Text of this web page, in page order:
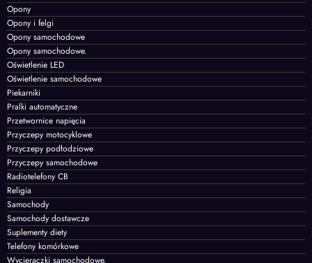
Opony
Opony i felgi
Opony samochodowe
Opony samochodowe.
Oświetlenie LED
Oświetlenie samochodowe
Piekarniki
Pralki automatyczne
Przetwornice napięcia
Przyczepy motocyklowe
Przyczepy podłodziowe
Przyczepy samochodowe
Radiotelefony CB
Religia
Samochody
Samochody dostawcze
Suplementy diety
Telefony komórkowe